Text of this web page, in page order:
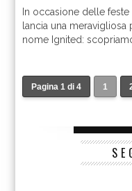
In occasione delle feste
lancia una meravigliosa
nome Ignited:
Pagina 1 di 4 1